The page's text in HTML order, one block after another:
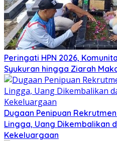
Peringati HPN 2026,
Syukuran hingga Ziarah
Dugaan Penipuan
Lingga, Uang Dikembalikan
Kekeluargaan